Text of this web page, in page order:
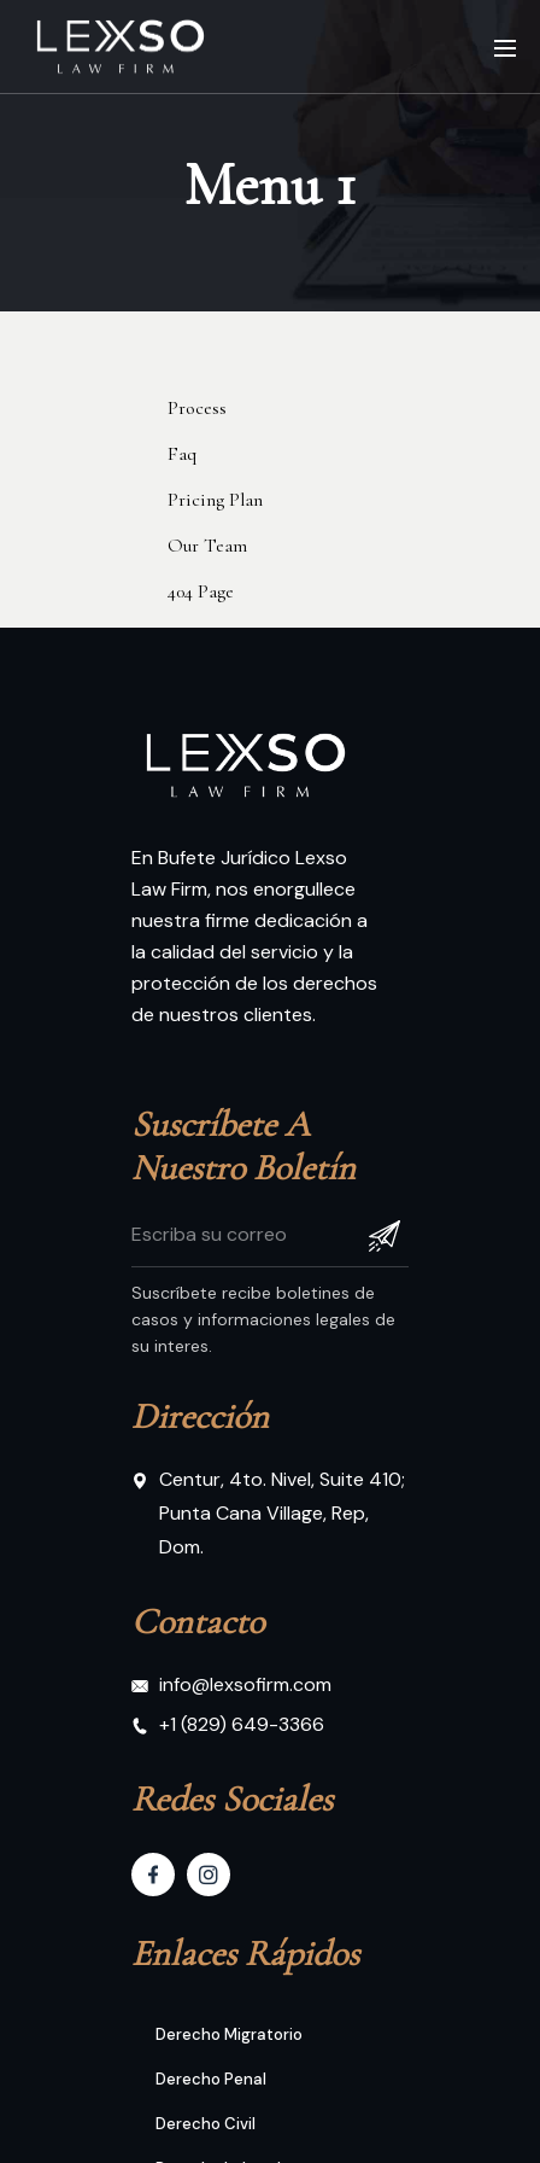
Menu 1
Process
Faq
Pricing Plan
Our Team
404 Page
En Bufete Jurídico Lexso
Law Firm, nos enorgullece
nuestra firme dedicación a
la calidad del servicio y la
protección de los derechos
de nuestros clientes.
Suscríbete A
Nuestro Boletín
Suscríbete recibe boletines de
casos y informaciones legales de
su interes.
Dirección
Centur, 4to. Nivel, Suite 410;
Punta Cana Village, Rep,
Dom.
Contacto
info@lexsofirm.com
+1 (829) 649-3366
Redes Sociales
Enlaces Rápidos
Derecho Migratorio
Derecho Penal
Derecho Civil